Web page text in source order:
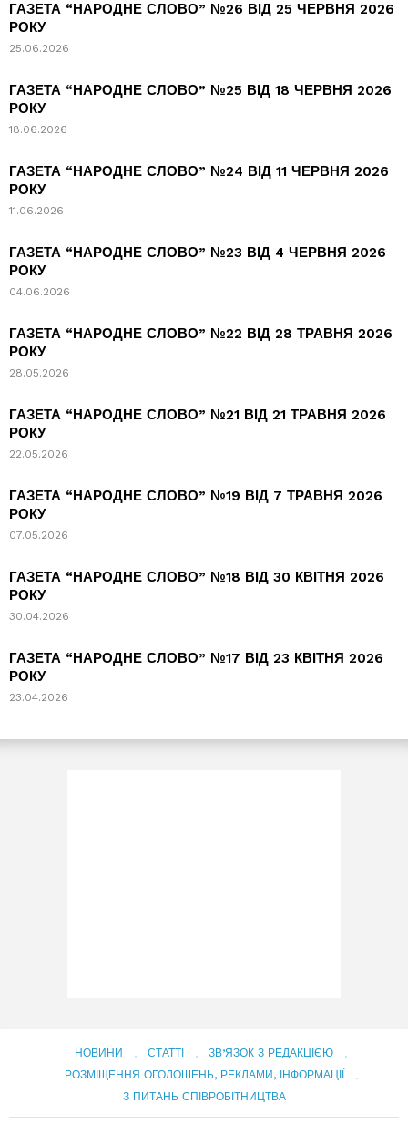
ГАЗЕТА “НАРОДНЕ СЛОВО” №26 ВІД 25 ЧЕРВНЯ 2026
РОКУ
25.06.2026
ГАЗЕТА “НАРОДНЕ СЛОВО” №25 ВІД 18 ЧЕРВНЯ 2026
РОКУ
18.06.2026
ГАЗЕТА “НАРОДНЕ СЛОВО” №24 ВІД 11 ЧЕРВНЯ 2026
РОКУ
11.06.2026
ГАЗЕТА “НАРОДНЕ СЛОВО” №23 ВІД 4 ЧЕРВНЯ 2026
РОКУ
04.06.2026
ГАЗЕТА “НАРОДНЕ СЛОВО” №22 ВІД 28 ТРАВНЯ 2026
РОКУ
28.05.2026
ГАЗЕТА “НАРОДНЕ СЛОВО” №21 ВІД 21 ТРАВНЯ 2026
РОКУ
22.05.2026
ГАЗЕТА “НАРОДНЕ СЛОВО” №19 ВІД 7 ТРАВНЯ 2026
РОКУ
07.05.2026
ГАЗЕТА “НАРОДНЕ СЛОВО” №18 ВІД 30 КВІТНЯ 2026
РОКУ
30.04.2026
ГАЗЕТА “НАРОДНЕ СЛОВО” №17 ВІД 23 КВІТНЯ 2026
РОКУ
23.04.2026
НОВИНИ СТАТТІ
ЗВ’ЯЗОК З РЕДАКЦІЄЮ
РОЗМІЩЕННЯ ОГОЛОШЕНЬ, РЕКЛАМИ, ІНФОРМАЦІЇ
З ПИТАНЬ СПІВРОБІТНИЦТВА